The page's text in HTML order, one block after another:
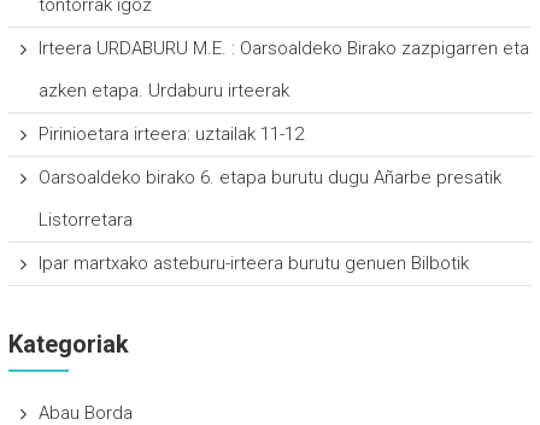
tontorrak igoz
Irteera URDABURU M.E. : Oarsoaldeko Birako zazpigarren eta
azken etapa. Urdaburu irteerak
Pirinioetara irteera: uztailak 11-12
Oarsoaldeko birako 6. etapa burutu dugu Añarbe presatik
Listorretara
Ipar martxako asteburu-irteera burutu genuen Bilbotik
Kategoriak
Abau Borda